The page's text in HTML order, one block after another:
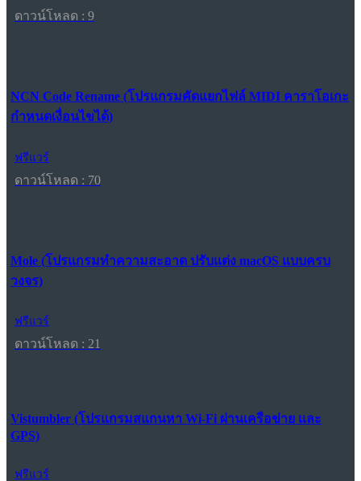
ดาวน์โหลด : 9
NCN Code Rename (โปรแกรมคัดแยกไฟล์ MIDI คาราโอเกะ
กำหนดเงื่อนไขได้)
ฟรีแวร์
ดาวน์โหลด : 70
Mole (โปรแกรมทำความสะอาด ปรับแต่ง macOS แบบครบ
วงจร)
ฟรีแวร์
ดาวน์โหลด : 21
Vistumbler (โปรแกรมสแกนหา Wi-Fi ผ่านเครือข่าย และ
GPS)
ฟรีแวร์